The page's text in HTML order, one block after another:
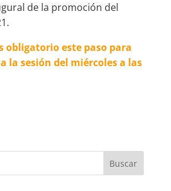
de la promoción del
obligatorio este paso para
la sesión del miércoles a las